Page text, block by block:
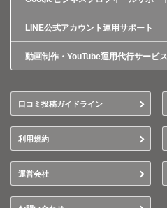
LINE公式アカウント運用サポート
動画制作・YouTube運用代行サービ
口コミ投稿ガイドライン
利用規約
運営会社